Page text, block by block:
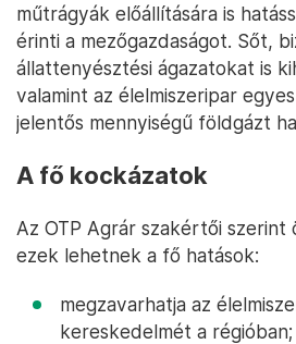
műtrágyák előállítására is
érinti a mezőgazdaságot. Sőt,
állattenyésztési ágazatokat is
valamint az élelmiszeripar
jelentős mennyiségű földgázt
A fő kockázatok
Az OTP Agrár szakértői szerint
ezek lehetnek a fő hatások:
megzavarhatja az
kereskedelmét a régióban;